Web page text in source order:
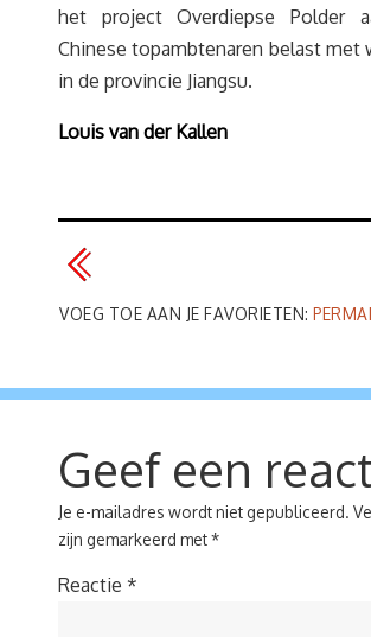
het project Overdiepse Polder
Chinese topambtenaren belast met
in de provincie Jiangsu.
Louis van der Kallen
VOEG TOE AAN JE FAVORIETEN:
Geef een
Je e-mailadres wordt niet gepubliceerd.
zijn gemarkeerd met*
Reactie *